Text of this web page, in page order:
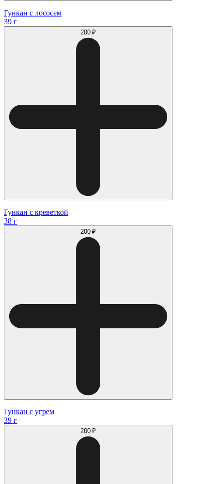
Гункан с лососем
39 г
200 ₽
Гункан с креветкой
38 г
200 ₽
Гункан с угрем
39 г
200 ₽